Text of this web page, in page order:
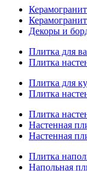
Керамогранит
Декоры и
Плитка для
Плитка
Плитка для
Плитка
Плитка
Настенная
Настенная
Плитка
Напольная